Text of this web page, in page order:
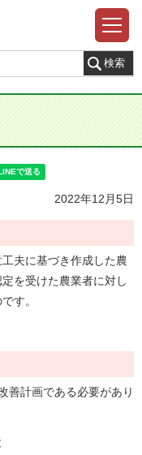
2022年12月5日
夫に基づき作成した農
を受けた農業者に対し
す。
善計画である必要があり